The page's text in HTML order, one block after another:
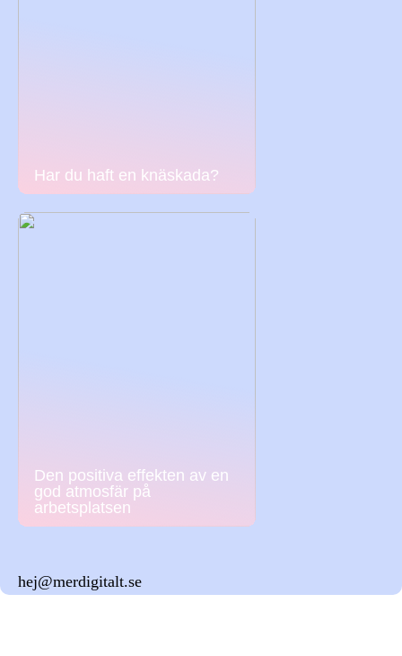
Har du haft en knäskada?
Den positiva effekten av en
god atmosfär på
arbetsplatsen
hej@merdigitalt.se